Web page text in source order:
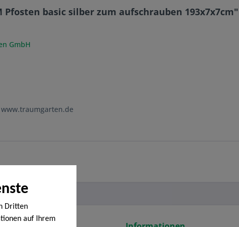
Dritten
auf Ihrem
Pfosten basic silber zum aufschrauben 193x7x7cm"
GmbH